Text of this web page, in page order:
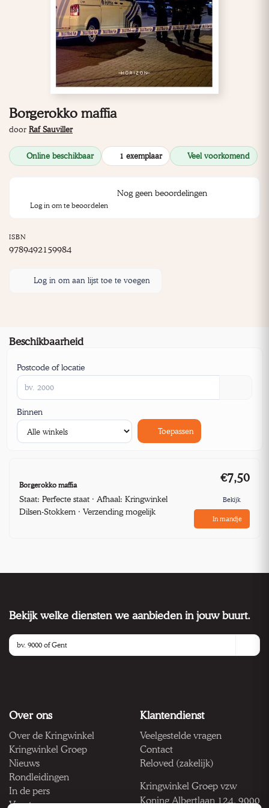
Borgerokko maffia
door Raf Sauviller
Online beschikbaar 1 exemplaar Veel voorkomend
Nog geen beoordelingen
Log in om te beoordelen
ISBN
9789492159984
Log in om aan lijst toe te voegen
Beschikbaarheid
Postcode of locatie
Binnen
Toepassen
Borgerokko maffia
Staat: Perfecte staat · Afhaal: Kringwinkel
Dilsen-Stokkem · Verzending mogelijk
€7,50
Bekijk
In mandje
Bekijk welke diensten we aanbieden in jouw buurt.
Over ons
Over de Kringwinkel
Kringwinkel Groep
Nieuws
Rondleidingen
In de pers
Vacatures
Klantendienst
Veelgestelde vragen
Contact
Reloved (zakelijk)
Kringwinkel Groep vzw
Koning Albertlaan 124, 9000